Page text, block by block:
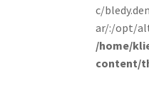
c/
ar/:/opt/
/home/
content/